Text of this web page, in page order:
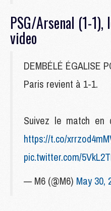
PSG/Arsenal (1-
video
DEMBÉLÉ
Paris revient à 1-1.
Suivez le match
https://t.co/
pic.twitter.com/
— M6 (@M6) May 30,